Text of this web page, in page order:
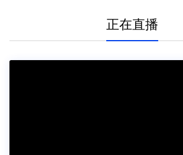
正在直播